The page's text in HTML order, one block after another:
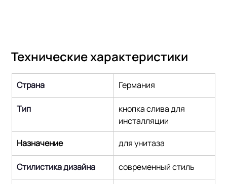
Технические характеристики
Страна Германия
Тип
кнопка слива для
инсталляции
Назначение
для унитаза
Стилистика дизайна современный стиль